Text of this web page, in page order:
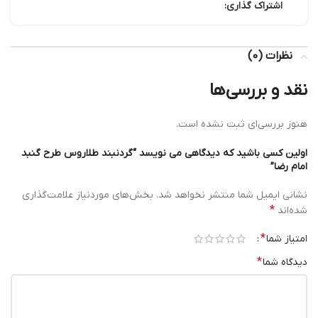
اشتراک گذاری:
نظرات (0)
نقد و بررسی‌ها
هنوز بررسی‌ای ثبت نشده است.
اولین کسی باشید که دیدگاهی می نویسد “گردنبند طلاروس طرح گنبد
امام رضا”
نشانی ایمیل شما منتشر نخواهد شد. بخش‌های موردنیاز علامت‌گذاری
شده‌اند *
امتیاز شما*
دیدگاه شما*